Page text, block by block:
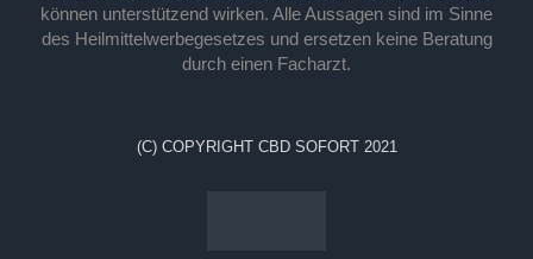
können unterstützend wirken. Alle Aussagen sind im Sinne
des Heilmittelwerbegesetzes und ersetzen keine Beratung
durch einen Facharzt.
(C) COPYRIGHT CBD SOFORT 2021